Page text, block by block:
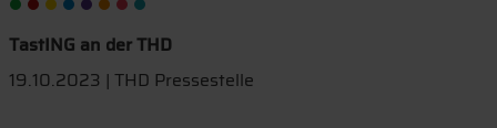
TastING an der THD
19.10.2023 | THD Pressestelle